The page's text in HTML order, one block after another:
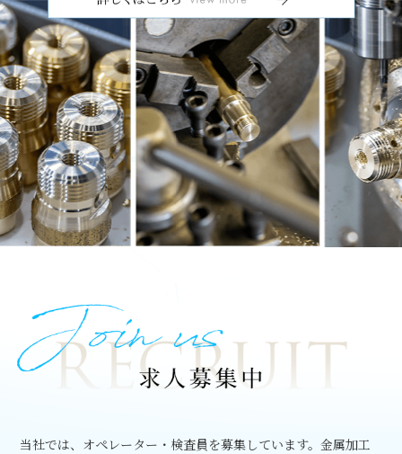
当社では、オペレーター・検査員を募集しています。金属加工